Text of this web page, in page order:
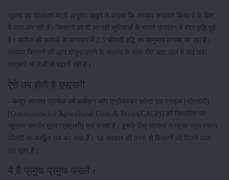
सूचना एवं प्रसारण मंत्री अनुराग ठाकुर ने बताया कि सरकार लगातार किसानों के हित
में काम कर रही है। किसानों को दी जा रहीं सुविधाओं के चलते उत्पादन में बंपर वृद्धि हुई
है। खरीफ की फसलों के उत्पादन में 2.5 फीसदी वृद्धि का अनुमान लगाया जा रहा है।
सरकार किसानों की आय दोगुना करने के संकल्प के साथ बीते आठ साल में कई दफा
एमएसपी भी तेजी से बढ़ाती रही है।
- केन्द्र सरकार प्रत्येक वर्ष कमीशन फॉर एग्रीकल्चर कॉस्ट एंड प्राइज (सीएसीपी)
[Commission for Agricultural Costs & Prices(CACP)] की सिफारिश पर
न्यूनतम समर्थन मूल्य (एमएसपी) तय करती है। इसके लिए सरकार ने लागत प्लस पचास
फीसदी का फार्मूला तय कर रखा है। यह सरकार की तरफ से किसानों को मिलने वाला
तय मूल्य है।